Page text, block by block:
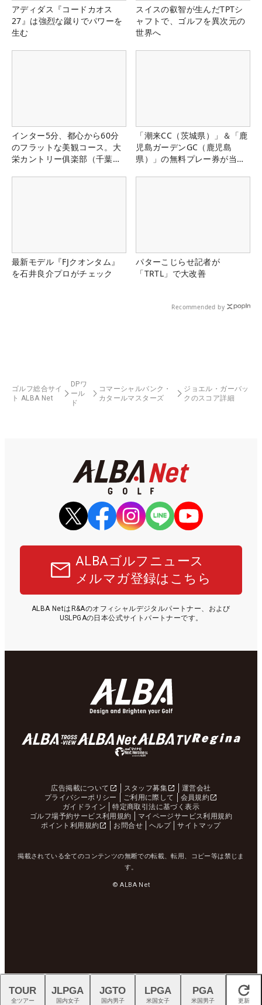
アディダス『コードカオス
27』は強烈な蹴りでパワーを
生む
スイスの叡智が生んだTPTシ
ャフトで、ゴルフを異次元の
世界へ
インター5分、都心から60分
のフラットな美観コース。大
栄カントリー俱楽部（千葉
「潮来CC（茨城県）」＆「鹿
児島ガーデンGC（鹿児島
県）」の無料プレー券が当た
最新モデル『FJクオンタム』
を石井良介プロがチェック
パターこじらせ記者が
「TRTL」で大改善
Recommended by
ゴルフ総合サイ
ト ALBA Net
DPワ
ール
ド
コマーシャルバンク・
カタールマスターズ
ジョエル・ガーバッ
クのスコア詳細
ALBAゴルフニュース
メルマガ登録はこちら
ALBA NetはR&Aのオフィシャルデジタルパートナー、および
USLPGAの日本公式サイトパートナーです。
広告掲載について スタッフ募集
運営会社
プライバシーポリシー
ご利用に際して
会員規約
ガイドライン
特定商取引法に基づく表示
ゴルフ場予約サービス利用規約
マイページサービス利用規約
ポイント利用規約
お問合せ ヘルプ サイトマップ
掲載されている全てのコンテンツの無断での転載、転用、コピー等は禁じま
す。
© ALBA Net
閉じる
TOUR
全ツアー
JLPGA
国内女子
JGTO
国内男子
LPGA
米国女子
PGA
米国男子 更新